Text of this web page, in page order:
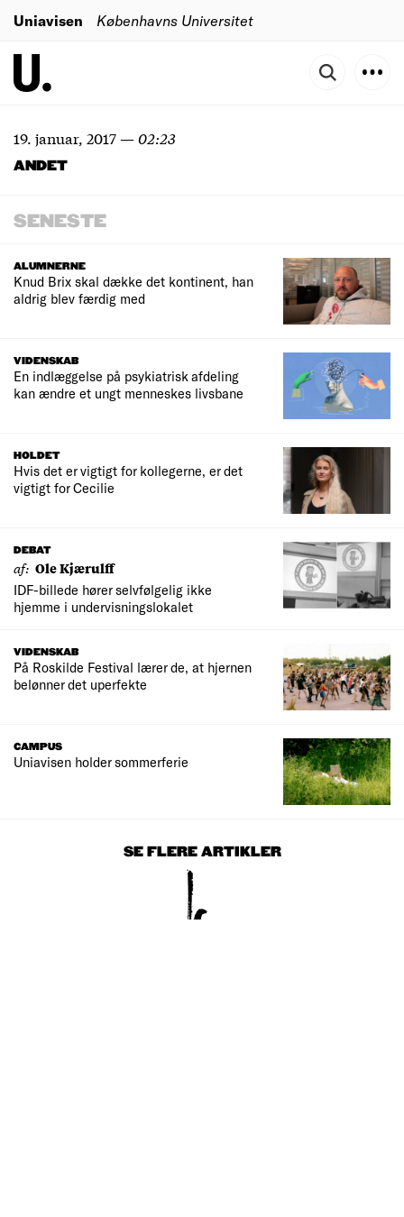
Uniavisen Københavns Universitet
19. januar, 2017—02:23
ANDET
SENESTE
ALUMNERNE
Knud Brix skal dække det kontinent, han
aldrig blev færdig med
VIDENSKAB
En indlæggelse på psykiatrisk afdeling
kan ændre et ungt menneskes livsbane
HOLDET
Hvis det er vigtigt for kollegerne, er det
vigtigt for Cecilie
DEBAT
af: Ole Kjærulff
IDF-billede hører selvfølgelig ikke
hjemme i undervisningslokalet
VIDENSKAB
På Roskilde Festival lærer de, at hjernen
belønner det uperfekte
CAMPUS
Uniavisen holder sommerferie
SE FLERE ARTIKLER